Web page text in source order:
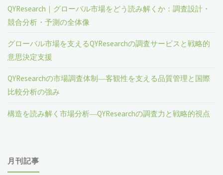
QYResearch｜グローバル市場をどう読み解くか：調査設計・
競合分析・予測の全体像
グローバル市場を支えるQYResearchの調査サービスと戦略的
意思決定支援
QYResearchの市場調査体制―客観性を支える品質管理と国際
比較分析の強み
構造を読み解く市場分析―QYResearchの調査力と戦略的視点
月刊記事